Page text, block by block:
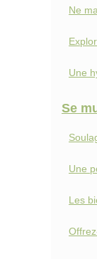
Ne
Une
Se
Une
Les